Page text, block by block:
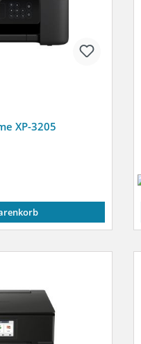
US Letter)
Min.)
XP-3205